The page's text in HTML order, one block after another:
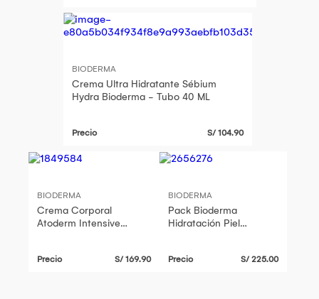
BIODERMA
Crema Ultra Hidratante Sébium
Hydra Bioderma - Tubo 40 ML
Precio S/ 104.90
BIODERMA
Crema Corporal
Atoderm Intensive
Precio S/ 169.90
BIODERMA
Pack Bioderma
Hidratación Piel
Precio S/ 225.00